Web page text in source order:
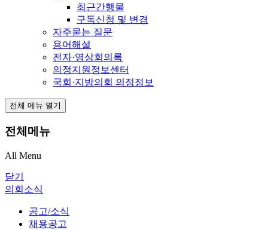
최근간행물
구독신청 및 변경
자주묻는 질문
용어해설
전자·영상회의록
의정지원정보센터
국회·지방의회 의정정보
전체 메뉴 열기
전체메뉴
All Menu
닫기
의회소식
공고/소식
채용공고